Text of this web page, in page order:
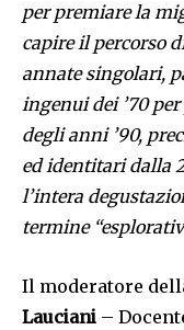
per premiare la
capire il percorso
annate singolari,
ingenui dei ’70
degli anni ’90,
ed identitari dalla
l’intera
termine
Il moderatore
Lauciani –